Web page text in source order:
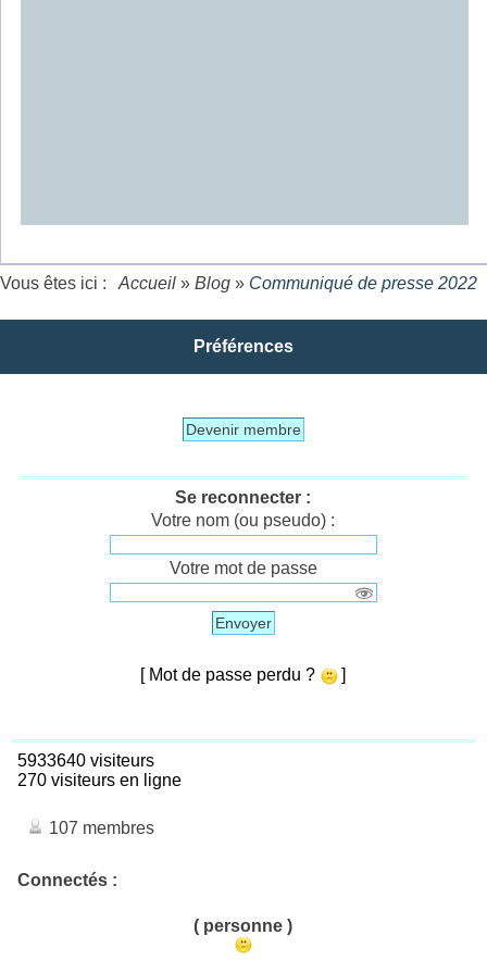
Vous êtes ici : Accueil » Blog » Communiqué de presse 2022
Préférences
Devenir membre
Se reconnecter :
Votre nom (ou pseudo) :
Votre mot de passe
Envoyer
[ Mot de passe perdu ? ]
5933640 visiteurs
270 visiteurs en ligne
107 membres
Connectés :
( personne )